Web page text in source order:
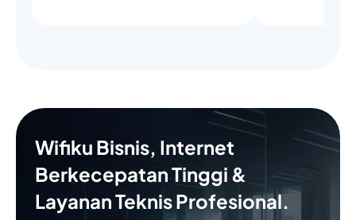
Wifiku Bisnis, Internet
Berkecepatan Tinggi &
Layanan Teknis Profesional.